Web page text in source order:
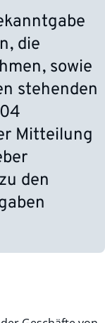
die
sowie
stehenden
Mitteilung
den